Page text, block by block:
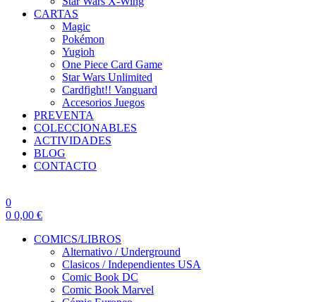
CARTAS
Magic
Pokémon
Yugioh
One Piece Card Game
Star Wars Unlimited
Cardfight!! Vanguard
Accesorios Juegos
PREVENTA
COLECCIONABLES
ACTIVIDADES
BLOG
CONTACTO
0
0 0,00 €
COMICS/LIBROS
Alternativo / Underground
Clasicos / Independientes USA
Comic Book DC
Comic Book Marvel